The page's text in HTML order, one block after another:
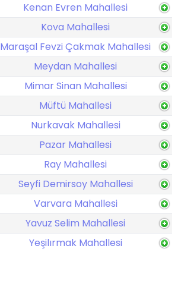
Kenan Evren Mahallesi
Kova Mahallesi
Maraşal Fevzi Çakmak Mahallesi
Meydan Mahallesi
Mimar Sinan Mahallesi
Müftü Mahallesi
Nurkavak Mahallesi
Pazar Mahallesi
Ray Mahallesi
Seyfi Demirsoy Mahallesi
Varvara Mahallesi
Yavuz Selim Mahallesi
Yeşilırmak Mahallesi